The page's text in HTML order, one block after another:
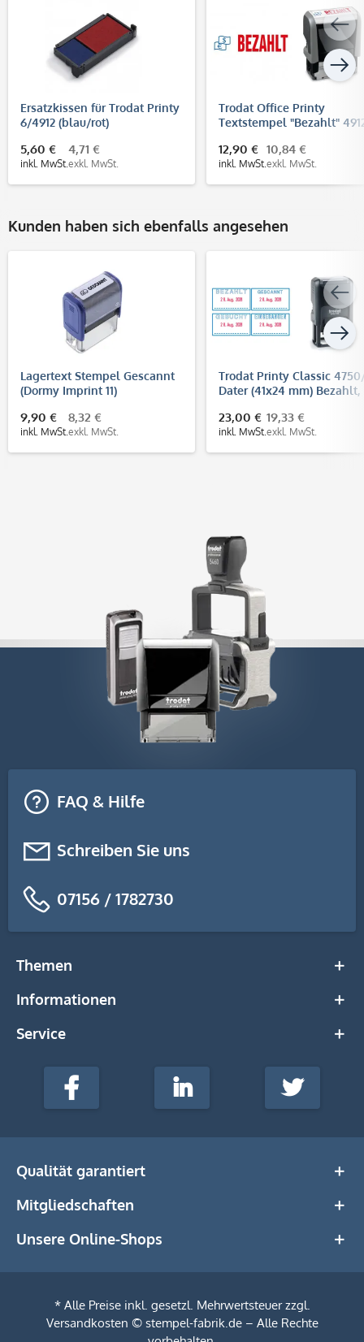
Ersatzkissen für Trodat Printy
6/4912 (blau/rot)
5,60 €
inkl. MwSt.
4,71 €
exkl. MwSt.
Trodat Office Printy
Textstempel "Bezahlt"
12,90 €
inkl. MwSt.
10,84 €
exkl. MwSt.
Kunden haben sich ebenfalls angesehen
Lagertext Stempel Gescannt
(Dormy Imprint 11)
9,90 €
inkl. MwSt.
8,32 €
exkl. MwSt.
Trodat Printy Classic
Dater (41x24 mm) Bezahlt,
Eingegangen
23,00 €
inkl. MwSt.
19,33 €
exkl. MwSt.
FAQ & Hilfe
Schreiben Sie uns
07156 / 1782730
Themen
Informationen
Service
stempel-
Media
Facebook LinkedIn Twitter
Qualität garantiert
Mitgliedschaften
Unsere Online-Shops
* Alle Preise inkl. gesetzl. Mehrwertsteuer zzgl.
Versandkosten © stempel-fabrik.de – Alle Rechte